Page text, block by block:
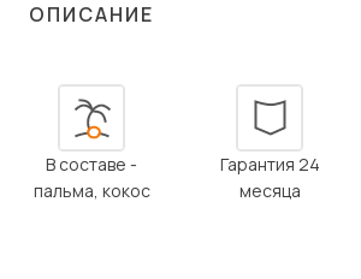
ОПИСАНИЕ
В составе -
пальма, кокос
Гарантия 24
месяца